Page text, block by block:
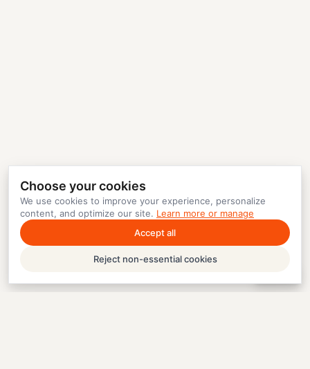
Choose your cookies
We use cookies to improve your experience, personalize
content, and optimize our site. Learn more or manage
Accept all
Reject non-essential cookies